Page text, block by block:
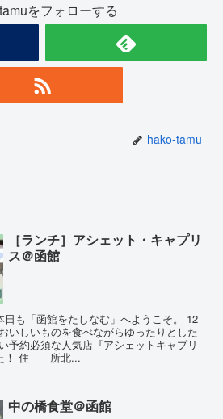
をフォローする
hako-tamu
［ランチ］アシェット・キャプリ
ス＠函館
も「函館をたしなむ」へようこそ。 12
いしいものを食べながらゆったりとした
予約必須な人気店『アシェットキャプリ
た！ 住 所北...
中の橋食堂＠函館